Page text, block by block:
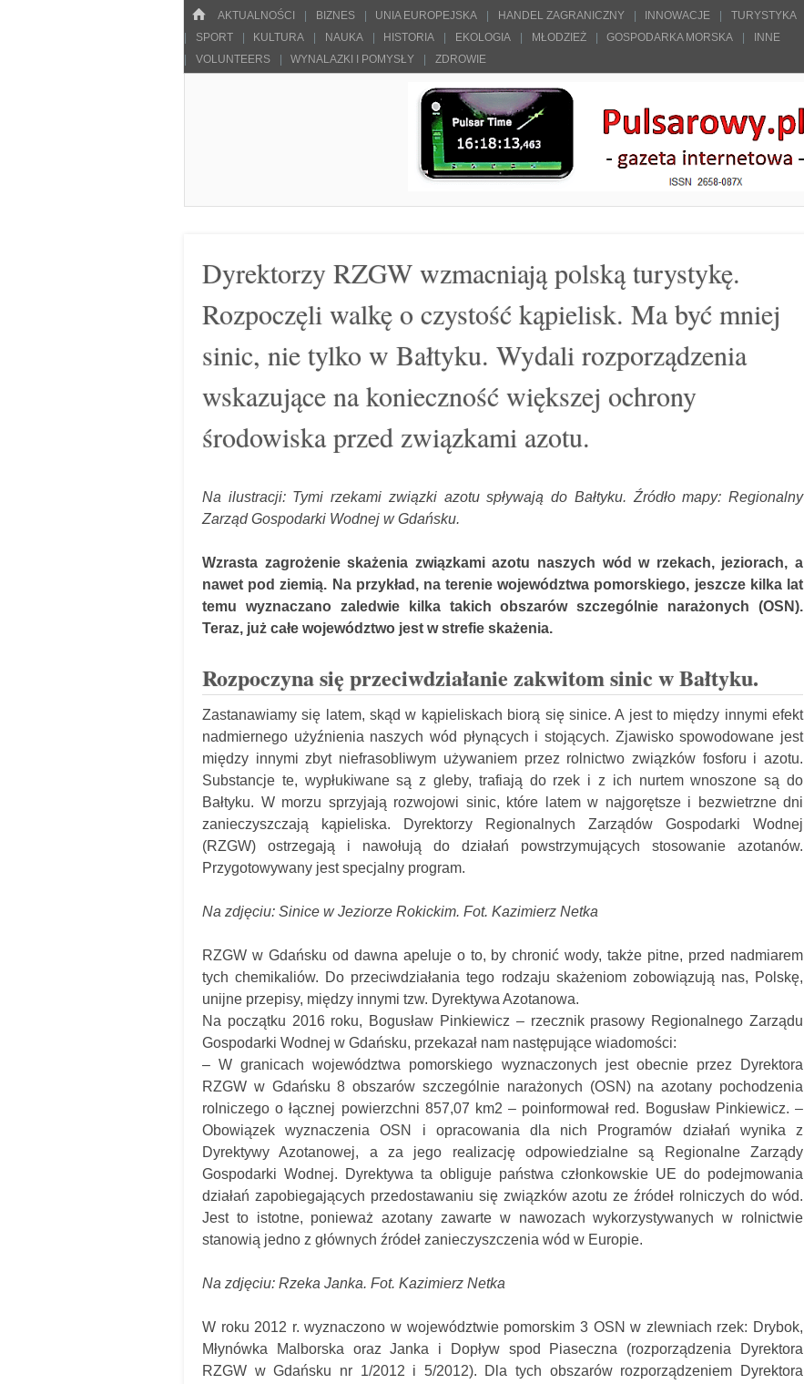
HOME
Menu
SKOCZ DO TREŚCI
AKTUALNOŚCI BIZNES UNIA EUROPEJSKA HANDEL ZAGRANICZNY INNOWACJE
TURYSTYKA
SPORT
KULTURA NAUKA HISTORIA EKOLOGIA MŁODZIEŻ GOSPODARKA MORSKA
INNE
VOLUNTEERS
WYNALAZKI I POMYSŁY ZDROWIE
Dyrektorzy RZGW wzmacniają polską turystykę.
Rozpoczęli walkę o czystość kąpielisk. Ma być mniej
sinic, nie tylko w Bałtyku. Wydali rozporządzenia
wskazujące na konieczność większej ochrony
środowiska przed związkami azotu.
Na ilustracji: Tymi rzekami związki azotu spływają do Bałtyku. Źródło mapy: Regionalny
Zarząd Gospodarki Wodnej w Gdańsku.
Wzrasta zagrożenie skażenia związkami azotu naszych wód w rzekach, jeziorach, a
nawet pod ziemią. Na przykład, na terenie województwa pomorskiego, jeszcze kilka lat
temu wyznaczano zaledwie kilka takich obszarów szczególnie narażonych (OSN).
Teraz, już całe województwo jest w strefie skażenia.
Rozpoczyna się przeciwdziałanie zakwitom sinic w Bałtyku.
Zastanawiamy się latem, skąd w kąpieliskach biorą się sinice. A jest to między innymi efekt
nadmiernego użyźnienia naszych wód płynących i stojących. Zjawisko spowodowane jest
między innymi zbyt niefrasobliwym używaniem przez rolnictwo związków fosforu i azotu.
Substancje te, wypłukiwane są z gleby, trafiają do rzek i z ich nurtem wnoszone są do
Bałtyku. W morzu sprzyjają rozwojowi sinic, które latem w najgorętsze i bezwietrzne dni
zanieczyszczają kąpieliska. Dyrektorzy Regionalnych Zarządów Gospodarki Wodnej
(RZGW) ostrzegają i nawołują do działań powstrzymujących stosowanie azotanów.
Przygotowywany jest specjalny program.
Na zdjęciu: Sinice w Jeziorze Rokickim. Fot. Kazimierz Netka
RZGW w Gdańsku od dawna apeluje o to, by chronić wody, także pitne, przed nadmiarem
tych chemikaliów. Do przeciwdziałania tego rodzaju skażeniom zobowiązują nas, Polskę,
unijne przepisy, między innymi tzw. Dyrektywa Azotanowa.
Na początku 2016 roku, Bogusław Pinkiewicz – rzecznik prasowy Regionalnego Zarządu
Gospodarki Wodnej w Gdańsku, przekazał nam następujące wiadomości:
– W granicach województwa pomorskiego wyznaczonych jest obecnie przez Dyrektora
RZGW w Gdańsku 8 obszarów szczególnie narażonych (OSN) na azotany pochodzenia
rolniczego o łącznej powierzchni 857,07 km2 – poinformował red. Bogusław Pinkiewicz. –
Obowiązek wyznaczenia OSN i opracowania dla nich Programów działań wynika z
Dyrektywy Azotanowej, a za jego realizację odpowiedzialne są Regionalne Zarządy
Gospodarki Wodnej. Dyrektywa ta obliguje państwa członkowskie UE do podejmowania
działań zapobiegających przedostawaniu się związków azotu ze źródeł rolniczych do wód.
Jest to istotne, ponieważ azotany zawarte w nawozach wykorzystywanych w rolnictwie
stanowią jedno z głównych źródeł zanieczyszczenia wód w Europie.
Na zdjęciu: Rzeka Janka. Fot. Kazimierz Netka
W roku 2012 r. wyznaczono w województwie pomorskim 3 OSN w zlewniach rzek: Drybok,
Młynówka Malborska oraz Janka i Dopływ spod Piaseczna (rozporządzenia Dyrektora
RZGW w Gdańsku nr 1/2012 i 5/2012). Dla tych obszarów rozporządzeniem Dyrektora